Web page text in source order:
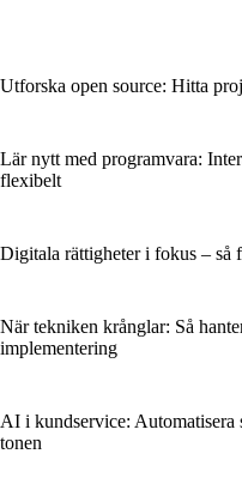
Utforska open source: Hitta
Lär nytt med programvara:
flexibelt
Digitala rättigheter i fokus – så
När tekniken krånglar: Så
implementering
AI i kundservice: Automatisera
tonen